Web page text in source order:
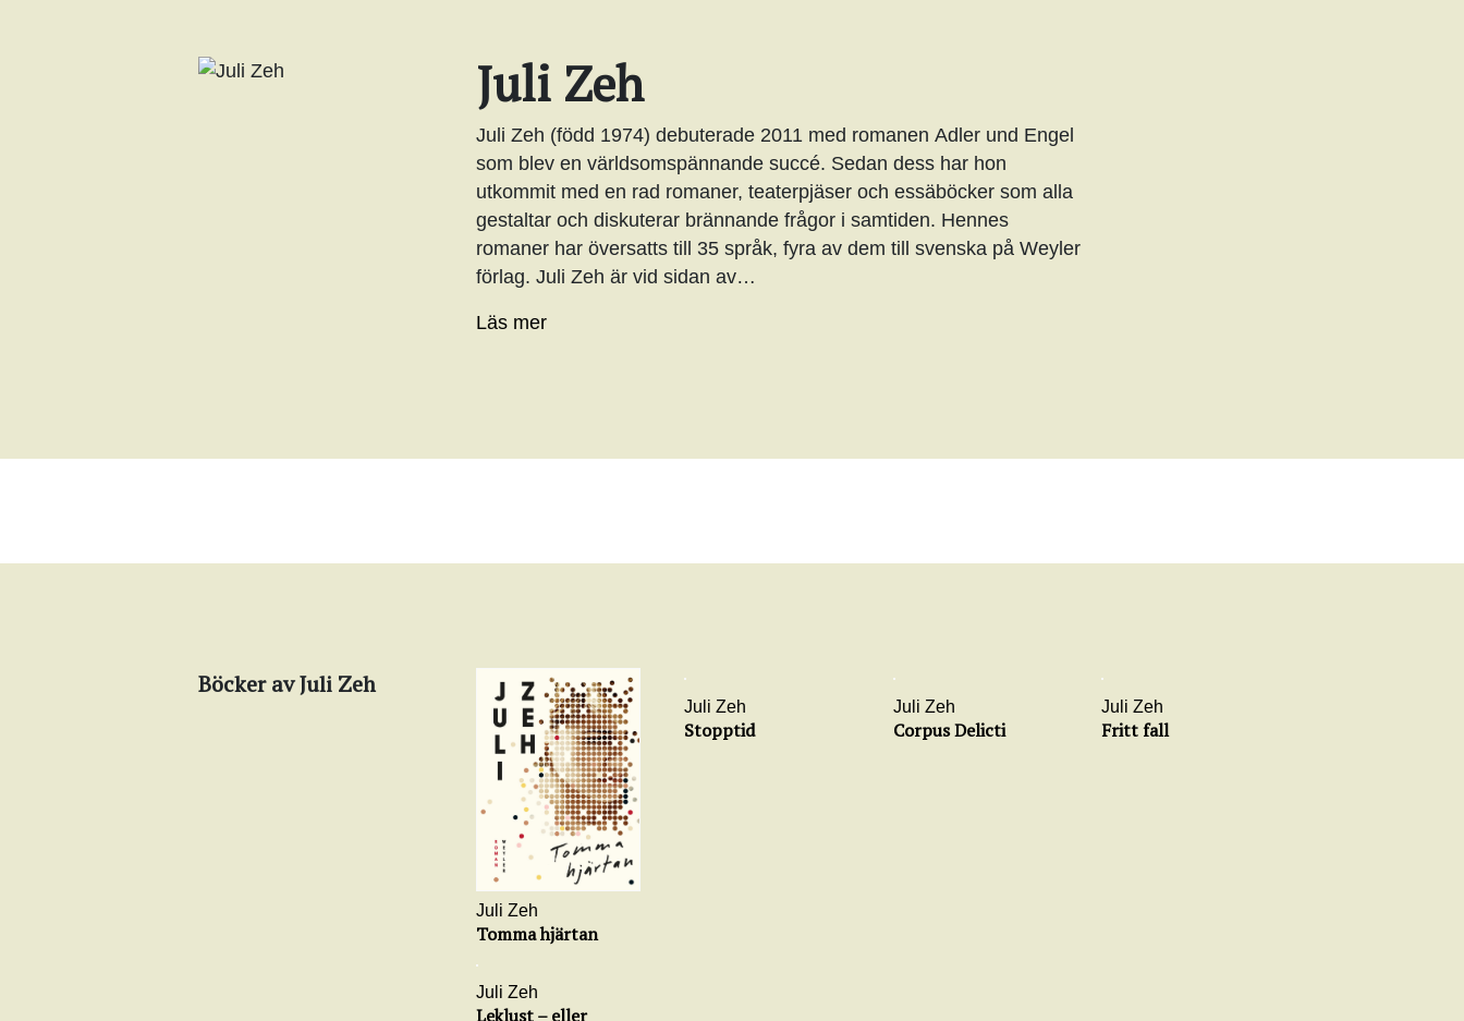
Juli Zeh
Juli Zeh (född 1974) debuterade 2011 med romanen Adler und Engel
som blev en världsomspännande succé. Sedan dess har hon
utkommit med en rad romaner, teaterpjäser och essäböcker som alla
gestaltar och diskuterar brännande frågor i samtiden. Hennes
romaner har översatts till 35 språk, fyra av dem till svenska på Weyler
förlag. Juli Zeh är vid sidan av…
Läs mer
Böcker av Juli Zeh
Juli Zeh
Tomma hjärtan
Juli Zeh
Stopptid
Juli Zeh
Corpus Delicti
Juli Zeh
Fritt fall
Juli Zeh
Leklust – eller